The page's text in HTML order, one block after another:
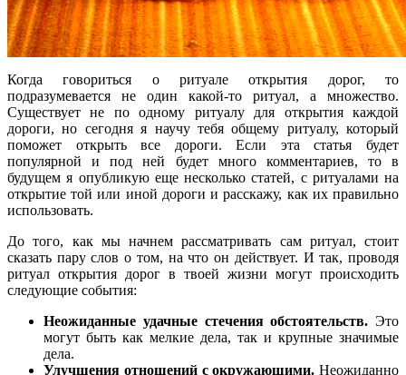
Когда говориться о ритуале открытия дорог, то
подразумевается не один какой-то ритуал, а множество.
Существует не по одному ритуалу для открытия каждой
дороги, но сегодня я научу тебя общему ритуалу, который
поможет открыть все дороги. Если эта статья будет
популярной и под ней будет много комментариев, то в
будущем я опубликую еще несколько статей, с ритуалами на
открытие той или иной дороги и расскажу, как их правильно
использовать.
До того, как мы начнем рассматривать сам ритуал, стоит
сказать пару слов о том, на что он действует. И так, проводя
ритуал открытия дорог в твоей жизни могут происходить
следующие события:
Неожиданные удачные стечения обстоятельств. Это
могут быть как мелкие дела, так и крупные значимые
дела.
Улучшения отношений с окружающими. Неожиданно